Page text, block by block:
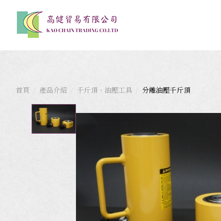
首頁 產品介紹 千斤頂、油壓工具 分離油壓千斤頂